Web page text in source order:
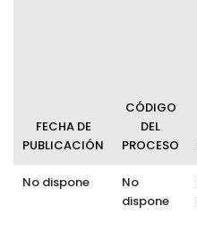
FECHA DE
PUBLICACIÓN
CÓDIGO
DEL
PROCESO
No dispone
No
dispone